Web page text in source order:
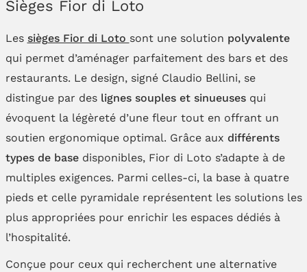
Sièges Fior di Loto
Les sièges Fior di Loto sont une solution polyvalente
qui permet d’aménager parfaitement des bars et des
restaurants. Le design, signé Claudio Bellini, se
distingue par des lignes souples et sinueusesqui
évoquent la légèreté d’une fleur tout en offrant un
soutien ergonomique optimal. Grâce aux différents
types de basedisponibles, Fior di Loto s’adapte à de
multiples exigences. Parmi celles-ci, la base à quatre
pieds et celle pyramidale représentent les solutions les
plus appropriées pour enrichir les espaces dédiés à
l’hospitalité.
Conçue pour ceux qui recherchent une alternative